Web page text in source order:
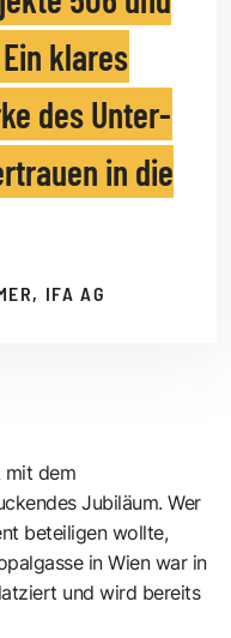
klares
des Unter­
in die
IFA AG
mit dem
Jubiläum. Wer
beteiligen wollte,
in Wien war in
und wird bereits